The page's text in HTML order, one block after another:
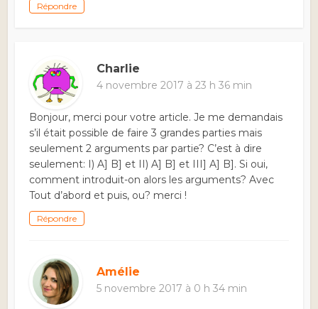
Répondre
Charlie
4 novembre 2017 à 23 h 36 min
Bonjour, merci pour votre article. Je me demandais
s’il était possible de faire 3 grandes parties mais
seulement 2 arguments par partie? C’est à dire
seulement: I) A] B] et II) A] B] et III] A] B]. Si oui,
comment introduit-on alors les arguments? Avec
Tout d’abord et puis, ou? merci !
Répondre
Amélie
5 novembre 2017 à 0 h 34 min